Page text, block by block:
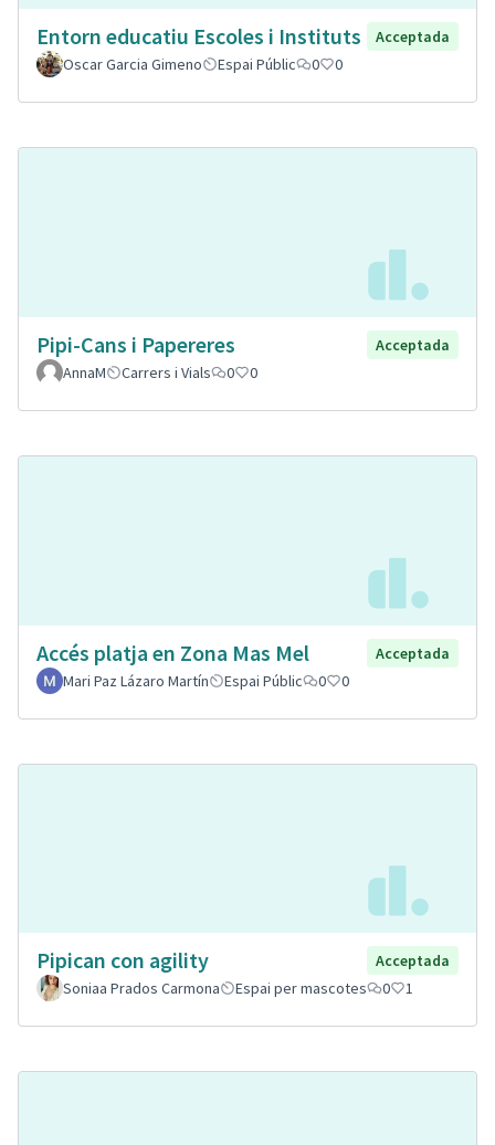
Entorn educatiu Escoles i Instituts
Acceptada
Oscar Garcia Gimeno
Espai Públic 0 0
Pipi-Cans i Papereres
Acceptada
AnnaM
Carrers i Vials 0 0
Accés platja en Zona Mas Mel
Acceptada
Mari Paz Lázaro Martín
Espai Públic 0 0
Pipican con agility
Acceptada
Soniaa Prados Carmona
Espai per mascotes 0 1